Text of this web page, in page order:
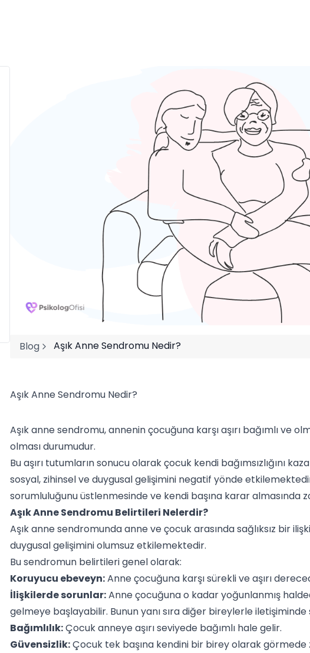
Blog
Aşık Anne Sendromu Nedir?
Aşık Anne Sendromu Nedir?
Aşık anne sendromu, annenin çocuğuna karşı aşırı bağımlı ve
olması durumudur.
Bu aşırı tutumların sonucu olarak çocuk kendi bağımsızlığını
sosyal, zihinsel ve duygusal gelişimini negatif yönde
sorumluluğunu üstlenmesinde ve kendi başına karar almasında
Aşık Anne Sendromu Belirtileri Nelerdir?
Aşık anne sendromunda anne ve çocuk arasında sağlıksız bir
duygusal gelişimini olumsuz etkilemektedir.
Bu sendromun belirtileri genel olarak:
Koruyucu ebeveyn:Anne çocuğuna karşı sürekli ve aşırı
İlişkilerde sorunlar:Anne çocuğuna o kadar yoğunlanmış
gelmeye başlayabilir. Bunun yanı sıra diğer bireylerle
Bağımlılık:Çocuk anneye aşırı seviyede bağımlı hale gelir.
Güvensizlik:Çocuk tek başına kendini bir birey olarak görmede